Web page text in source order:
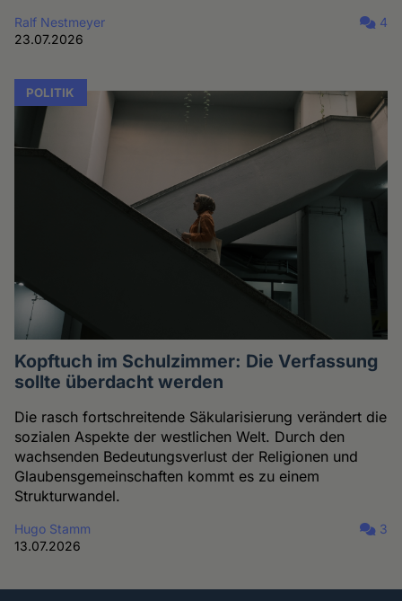
Ralf Nestmeyer
23.07.2026
4
POLITIK
Kopftuch im Schulzimmer: Die Verfassung
sollte überdacht werden
Die rasch fortschreitende Säkularisierung verändert die
sozialen Aspekte der westlichen Welt. Durch den
wachsenden Bedeutungsverlust der Religionen und
Glaubensgemeinschaften kommt es zu einem
Strukturwandel.
Hugo Stamm
13.07.2026
3